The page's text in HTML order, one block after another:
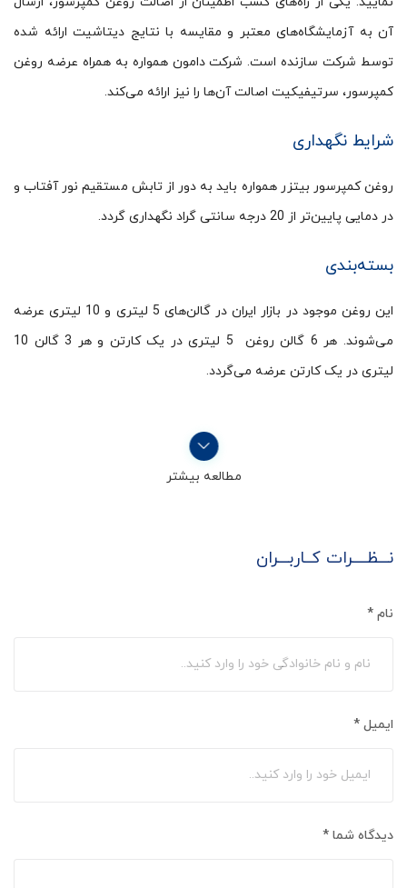
آن به آزمایشگاه‌های معتبر و مقایسه با نتایج دیتاشیت ارائه شده
توسط شرکت سازنده است. شرکت دامون همواره به همراه عرضه روغن
کمپرسور، سرتیفیکیت اصالت آن‌ها را نیز ارائه می‌کند.
شرایط نگهداری
روغن کمپرسور بیتزر همواره باید به دور از تابش مستقیم نور آفتاب و
در دمایی پایین‌تر از 20 درجه سانتی گراد نگهداری گردد.
بسته‌‎بندی
این روغن موجود در بازار ایران در گالن‌های 5 لیتری و 10 لیتری عرضه
می‌شوند. هر 6 گالن روغن 5 لیتری در یک کارتن و هر 3 گالن 10
لیتری در یک کارتن عرضه می‌گردد.
مطالعه بیشتر
نـــظــــرات کــاربـــران
نام *
ایمیل *
دیدگاه شما *